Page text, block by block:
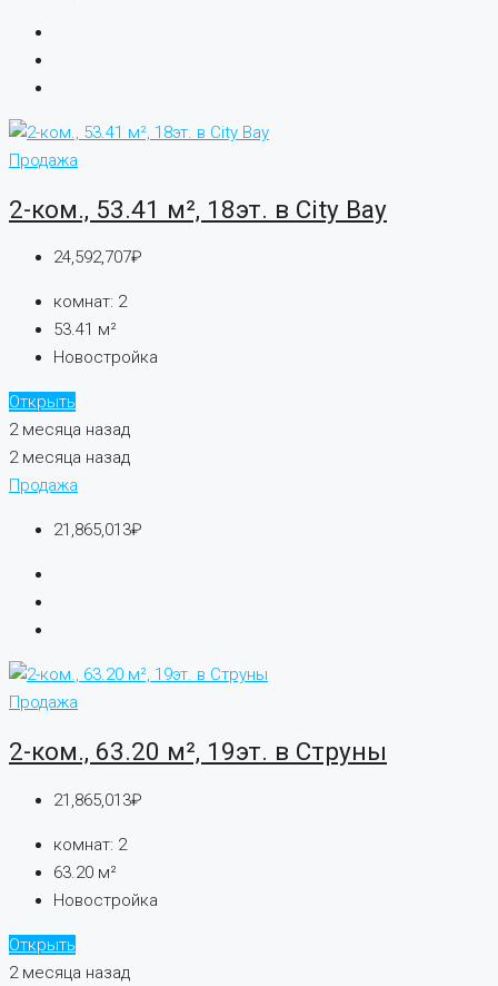
Продажа
2-ком., 53.41 м², 18эт. в City Bay
24,592,707₽
комнат: 2
53.41 м²
Новостройка
Открыть
2 месяца назад
2 месяца назад
Продажа
21,865,013₽
Продажа
2-ком., 63.20 м², 19эт. в Струны
21,865,013₽
комнат: 2
63.20 м²
Новостройка
Открыть
2 месяца назад